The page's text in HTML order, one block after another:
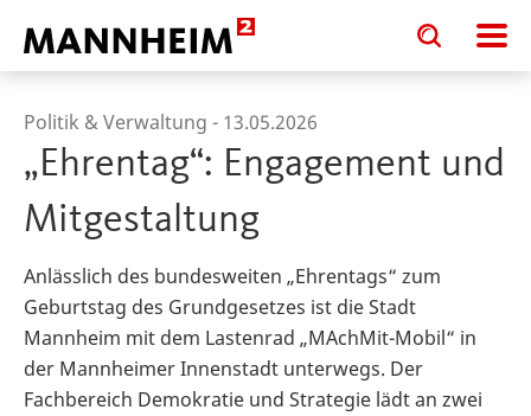
Toggle
search
input
Toggle
search
input
Politik & Verwaltung - 13.05.2026
„Ehrentag“: Engagement und
Mitgestaltung
Anlässlich des bundesweiten „Ehrentags“ zum
Geburtstag des Grundgesetzes ist die Stadt
Mannheim mit dem Lastenrad „MAchMit-Mobil“ in
der Mannheimer Innenstadt unterwegs. Der
Fachbereich Demokratie und Strategie lädt an zwei